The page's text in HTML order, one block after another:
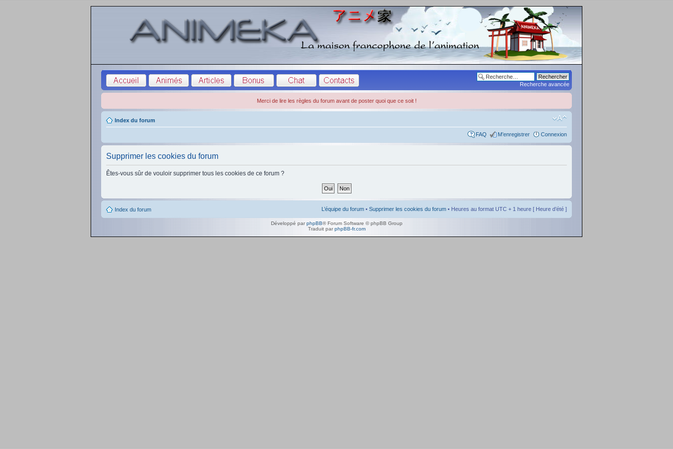
Recherche avancée
Merci de lire les règles du forum avant de poster quoi que ce soit !
Index du forum
FAQ M’enregistrer Connexion
Supprimer les cookies du forum
Êtes-vous sûr de vouloir supprimer tous les cookies de ce forum ?
Index du forum L’équipe du forum • Supprimer les cookies du forum • Heures au format UTC + 1 heure [ Heure d’été ]
Développé parphpBB® Forum Software © phpBB Group
Traduit parphpBB-fr.com